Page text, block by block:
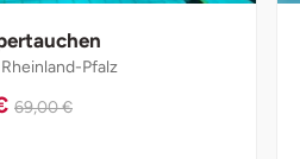
Pfalz
69,00 €